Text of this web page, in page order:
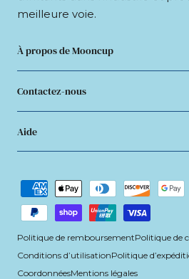
meilleure voie.
À propos de Mooncup
Contactez-nous
Aide
Modes
de
paiement
Politique de remboursementPolitique de
Conditions d’utilisationPolitique
CoordonnéesMentions légales